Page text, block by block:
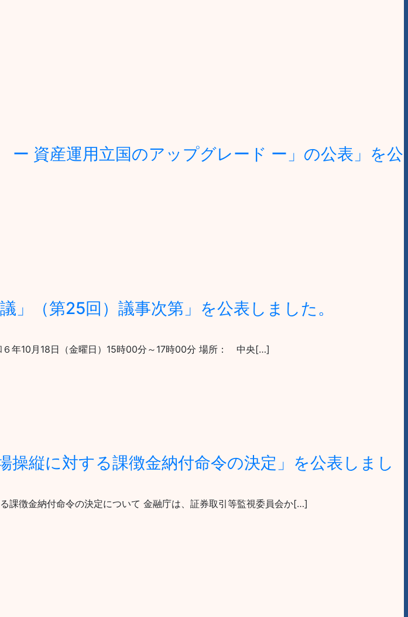
資産運用立国のアップグレード ー」の公表」を公
（第25回）議事次第」を公表しました。
年10月18日（金曜日）15時00分～17時00分 場所： 中央[…]
縦に対する課徴金納付命令の決定」を公表しまし
課徴金納付命令の決定について 金融庁は、証券取引等監視委員会か[…]